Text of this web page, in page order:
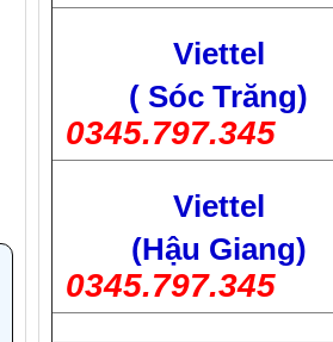
Viettel
( Sóc Trăng)
0345.797.345
Viettel
(Hậu Giang)
0345.797.345